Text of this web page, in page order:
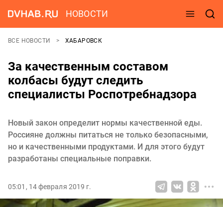
НОВОСТИ
ВСЕ НОВОСТИ ХАБАРОВСК
За качественным составом
колбасы будут следить
специалисты Роспотребнадзора
Новый закон определит нормы качественной еды.
Россияне должны питаться не только безопасными,
но и качественными продуктами. И для этого будут
разработаны специальные поправки.
05:01, 14 февраля 2019 г.